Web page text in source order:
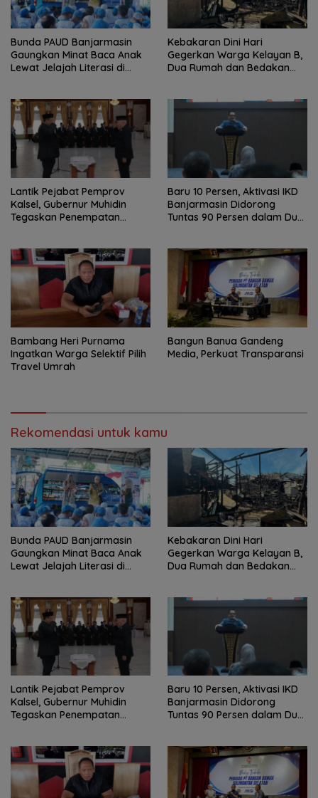
Bunda PAUD Banjarmasin
Gaungkan Minat Baca Anak
Lewat Jelajah Literasi di
Kebakaran Dini Hari
Gegerkan Warga Kelayan B,
Dua Rumah dan Bedakan
Lantik Pejabat Pemprov
Kalsel, Gubernur Muhidin
Tegaskan Penempatan
Baru 10 Persen, Aktivasi IKD
Banjarmasin Didorong
Tuntas 90 Persen dalam Dua
Bambang Heri Purnama
Ingatkan Warga Selektif Pilih
Travel Umrah
Bangun Banua Gandeng
Media, Perkuat Transparansi
Rekomendasi untuk kamu
Bunda PAUD Banjarmasin
Gaungkan Minat Baca Anak
Lewat Jelajah Literasi di
Kebakaran Dini Hari
Gegerkan Warga Kelayan B,
Dua Rumah dan Bedakan
Lantik Pejabat Pemprov
Kalsel, Gubernur Muhidin
Tegaskan Penempatan
Baru 10 Persen, Aktivasi IKD
Banjarmasin Didorong
Tuntas 90 Persen dalam Dua